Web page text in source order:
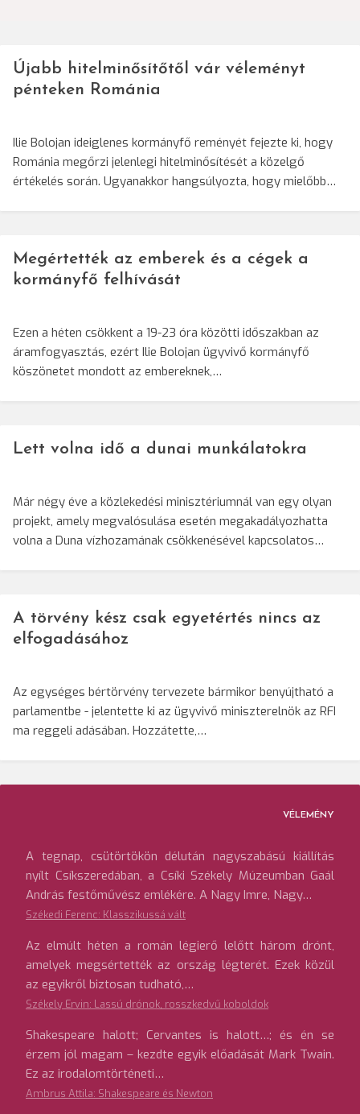
Újabb hitelminősítőtől vár véleményt
pénteken Románia
Ilie Bolojan ideiglenes kormányfő reményét fejezte ki, hogy
Románia megőrzi jelenlegi hitelminősítését a közelgő
értékelés során. Ugyanakkor hangsúlyozta, hogy mielőbb…
Megértették az emberek és a cégek a
kormányfő felhívását
Ezen a héten csökkent a 19-23 óra közötti időszakban az
áramfogyasztás, ezért Ilie Bolojan ügyvivő kormányfő
köszönetet mondott az embereknek,…
Lett volna idő a dunai munkálatokra
Már négy éve a közlekedési minisztériumnál van egy olyan
projekt, amely megvalósulása esetén megakadályozhatta
volna a Duna vízhozamának csökkenésével kapcsolatos…
A törvény kész csak egyetértés nincs az
elfogadásához
Az egységes bértörvény tervezete bármikor benyújtható a
parlamentbe - jelentette ki az ügyvivő miniszterelnök az RFI
ma reggeli adásában. Hozzátette,…
VÉLEMÉNY
A tegnap, csütörtökön délután nagyszabású kiállítás
nyílt Csíkszeredában, a Csíki Székely Múzeumban Gaál
András festőművész emlékére. A Nagy Imre, Nagy…
Székedi Ferenc: Klasszikussá vált
Az elmúlt héten a román légierő lelőtt három drónt,
amelyek megsértették az ország légterét. Ezek közül
az egyikről biztosan tudható,…
Székely Ervin: Lassú drónok, rosszkedvű koboldok
Shakespeare halott; Cervantes is halott…; és én se
érzem jól magam – kezdte egyik előadását Mark Twain.
Ez az irodalomtörténeti…
Ambrus Attila: Shakespeare és Newton